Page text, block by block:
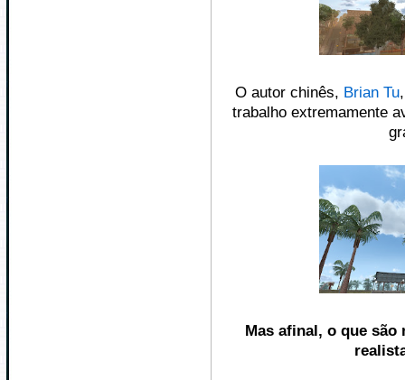
O autor chinês, Brian Tu
trabalho extremamente
Mas afinal, o que são